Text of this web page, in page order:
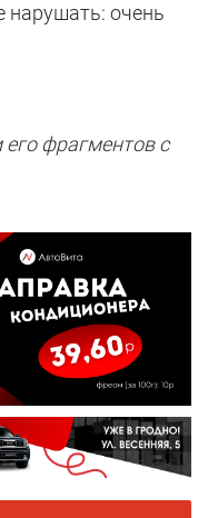
нарушать: очень
фрагментов с